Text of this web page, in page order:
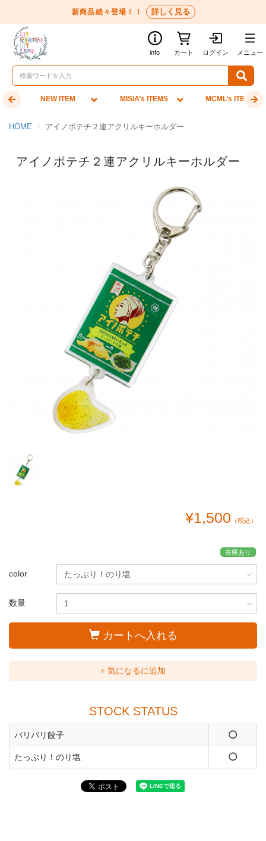
新商品続々登場！！ 詳しく見る
info カート ログイン メニュー
NEW ITEM MISIA’s ITEMS MCML’s ITEMS
HOME アイノポテチ２連アクリルキーホルダー
アイノポテチ２連アクリルキーホルダー
¥1,500 （税込）
在庫あり
color
数量
カートへ入れる
+ 気になるに追加
STOCK STATUS
パリパリ餃子 ◯
たっぷり！のり塩 ◯